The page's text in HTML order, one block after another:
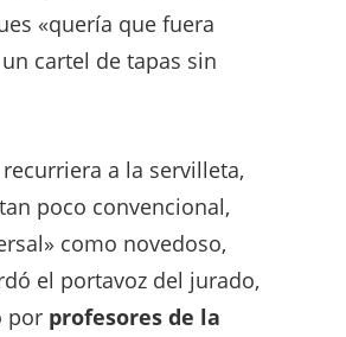
«quería que fuera
cartel de tapas sin
a la servilleta,
poco convencional,
como novedoso,
el portavoz del jurado,
por profesores de la